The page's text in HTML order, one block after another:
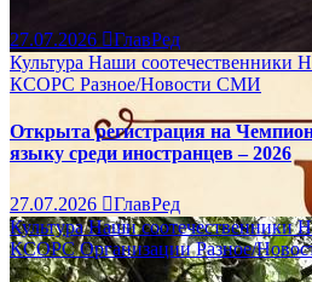
27.07.2026
ГлавРед
Культура Наши соотечественники
КСОРС Разное/Новости СМИ
Открыта регистрация на
языку среди иностранцев – 2026
27.07.2026
ГлавРед
КультураНаши соотечественники
КСОРСОрганизацииРазное/